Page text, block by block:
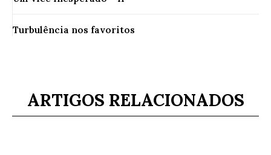
Turbulência nos favoritos
ARTIGOS RELACIONADOS